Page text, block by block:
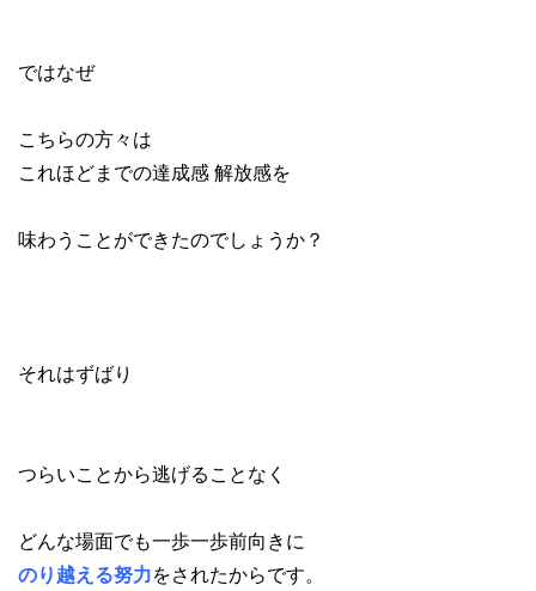
ではなぜ
こちらの方々は
これほどまでの達成感 解放感を
味わうことができたのでしょうか？
それはずばり
つらいことから逃げることなく
どんな場面でも一歩一歩前向きに
のり越える努力をされたからです。